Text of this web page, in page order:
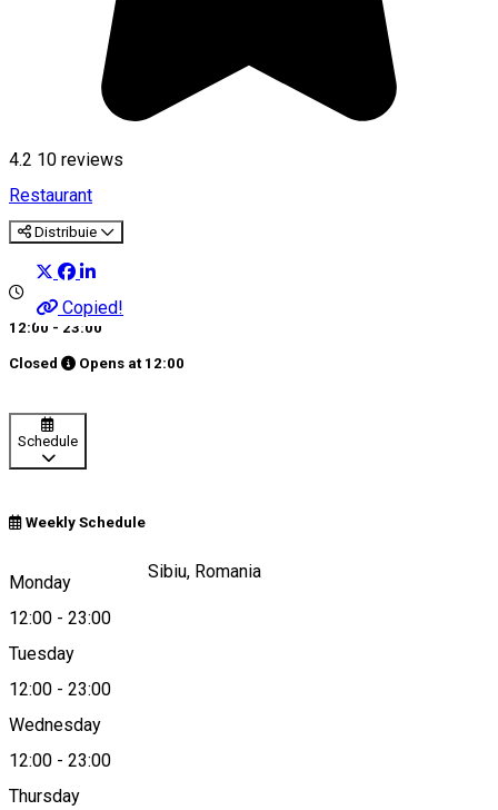
4.2 10 reviews
Restaurant
Distribuie
Copied!
12:00 - 23:00
Closed Opens at 12:00
Schedule
Weekly Schedule
Monday
12:00 - 23:00
Tuesday
12:00 - 23:00
Wednesday
12:00 - 23:00
Thursday
Piata Mica, nr. 12, Sibiu, Romania
Map